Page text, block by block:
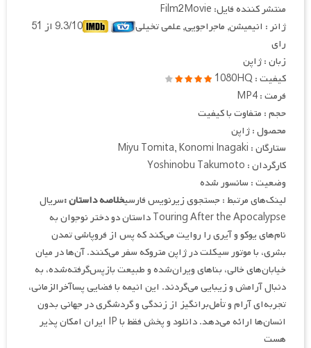
منتشر کننده فایل: Film2Movie
ژانر : انیمیشن, ماجراجویی, علمی تخیلی
9.3/10 از 51
رای
زبان : ژاپن
کیفیت : 1080HQ
فرمت : MP4
حجم : متفاوت با کیفیت
محصول : ژاپن
ستارگان : Miyu Tomita, Konomi Inagaki
کارگردان : Yoshinobu Takumoto
وضعیت : سانسور شده
لینک‌های مرتبط : جستجوی زیرنویس فارسیخلاصه داستان :سریال
Touring After the Apocalypse داستان دو دختر نوجوان به
نام‌های یوکو و آیری را روایت می‌کند که پس از فروپاشی تمدن
بشری، با موتور سیکلت در ژاپن متروکه سفر می‌کنند. آن‌ها در میان
خیابان‌های خالی، بناهای ویران‌شده و طبیعت بازپس‌گرفته‌شده، به
دنبال آرامش و زیبایی می‌گردند. این انیمه با فضایی پسا‌آخر‌الزمانی،
تجربه‌ای آرام و تأمل‌برانگیز از زندگی و گردشگری در جهانی بدون
انسان‌ها ارائه می‌دهد. دانلود و پخش فقط با IP ایران امکان پذیر
هست